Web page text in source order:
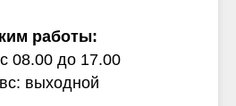
работы:
08.00 до 17.00
выходной